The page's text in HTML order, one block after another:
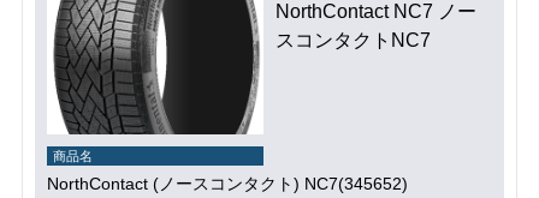
NorthContact NC7 ノー
スコンタクトNC7
商品名
NorthContact (ノースコンタクト) NC7(345652)